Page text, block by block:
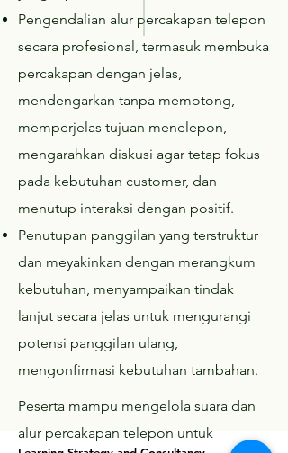
Pengendalian alur percakapan telepon
secara profesional, termasuk membuka
percakapan dengan jelas,
mendengarkan tanpa memotong,
memperjelas tujuan menelepon,
mengarahkan diskusi agar tetap fokus
pada kebutuhan customer, dan
menutup interaksi dengan positif.
Penutupan panggilan yang terstruktur
dan meyakinkan dengan merangkum
kebutuhan, menyampaikan tindak
lanjut secara jelas untuk mengurangi
potensi panggilan ulang,
mengonfirmasi kebutuhan tambahan.
Peserta mampu mengelola suara dan
alur percakapan telepon untuk